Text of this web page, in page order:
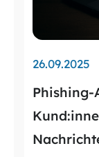
26.09.2025